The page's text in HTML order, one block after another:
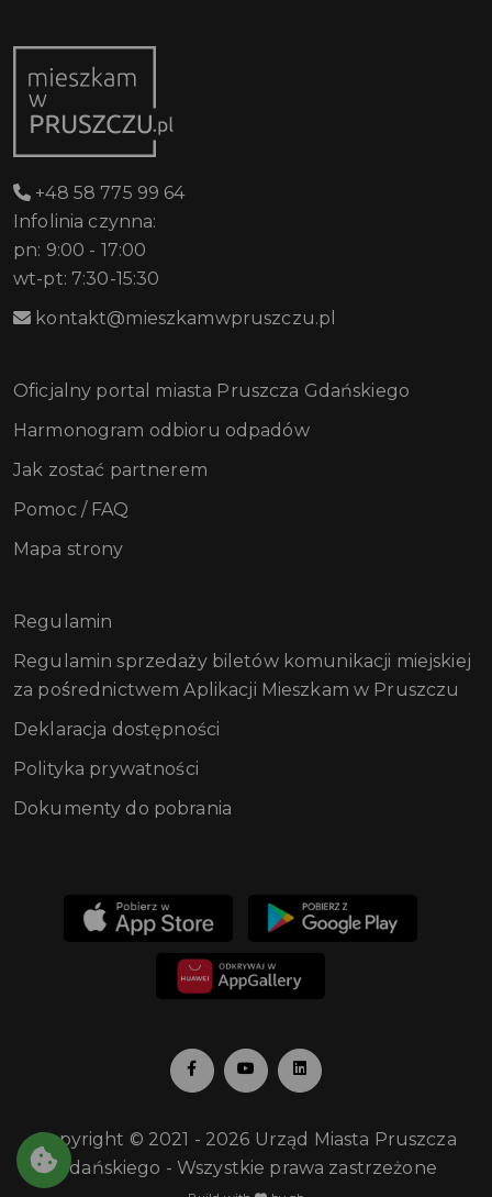
+48 58 775 99 64
Infolinia czynna:
pn: 9:00 - 17:00
wt-pt: 7:30-15:30
kontakt@mieszkamwpruszczu.pl
Oficjalny portal miasta Pruszcza Gdańskiego
Harmonogram odbioru odpadów
Jak zostać partnerem
Pomoc / FAQ
Mapa strony
Regulamin
Regulamin sprzedaży biletów komunikacji miejskiej
za pośrednictwem Aplikacji Mieszkam w Pruszczu
Deklaracja dostępności
Polityka prywatności
Dokumenty do pobrania
Copyright © 2021 - 2026 Urząd Miasta Pruszcza
Gdańskiego - Wszystkie prawa zastrzeżone